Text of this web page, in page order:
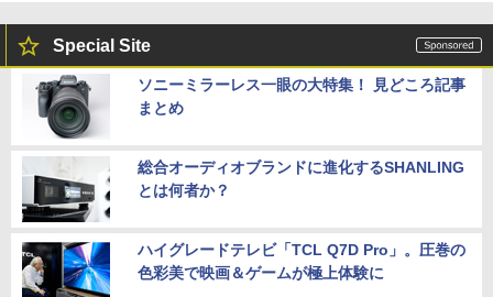
Special Site
ソニーミラーレス一眼の大特集！ 見どころ記事
まとめ
総合オーディオブランドに進化するSHANLING
とは何者か？
ハイグレードテレビ「TCL Q7D Pro」。圧巻の
色彩美で映画＆ゲームが極上体験に